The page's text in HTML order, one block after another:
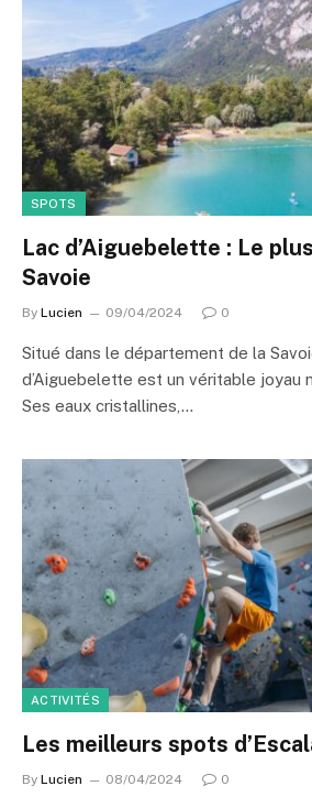
SPOTS
Lac d’Aiguebelette : Le
Savoie
By Lucien 09/04/2024 0
Situé dans le département de la
d’Aiguebelette est un véritable joyau
Ses eaux cristallines,…
ACTIVITÉS
Les meilleurs spots
By Lucien 08/04/2024 0